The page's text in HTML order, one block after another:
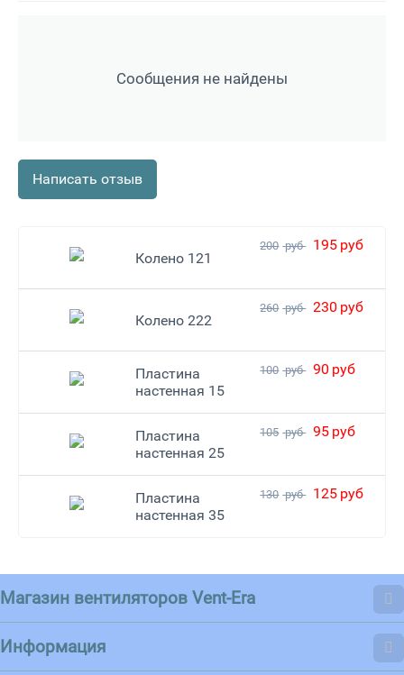
Сообщения не найдены
Написать отзыв
Колено 121
200 руб 195 руб
Колено 222
260 руб 230 руб
Пластина
настенная 15
100 руб 90 руб
Пластина
настенная 25
105 руб 95 руб
Пластина
настенная 35
130 руб 125 руб
Магазин вентиляторов Vent-Era
Информация